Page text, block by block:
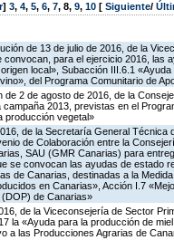
] 3, 4, 5, 6, 7, 8, 9, 10 [ Siguiente/
de 13 de julio de 2016, de la
convocan, para el ejercicio 2016, las
local», Subacción III.6.1
del Programa Comunitario de
de 2 de agosto de 2016, de la
2013, previstas en el
producción vegetal»
de la Secretaría General
de Colaboración entre la
SAU (GMR Canarias) para
se convocan las ayudas de estado
de Canarias, destinadas a la
en Canarias», Acción I.7
de Canarias»
de la Viceconsejería de Sector
la «Ayuda para la producción de
a las Producciones Agrarias de